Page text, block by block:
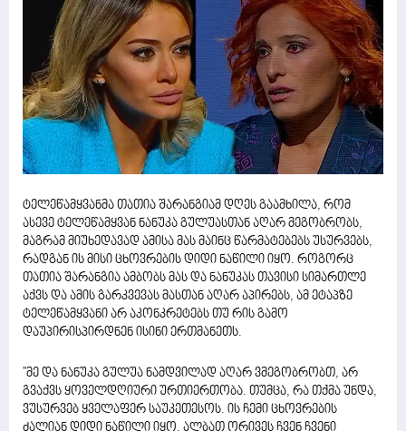
ტელეწამყვანმა თათია შარანგიამ დღეს გაამხილა, რომ
ასევე ტელეწამყვან ნანუკა გულუასთან აღარ მეგობრობს,
მაგრამ მიუხედავად ამისა მას მაინც წარმატებებს უსურვებს,
რადგან ის მისი ცხოვრების დიდი ნაწილი იყო. როგორც
თათია შარანგია ამბობს მას და ნანუკას თავისი სიმართლე
აქვს და ამის გარკვევას მასთან აღარ აპირებს, ამ ეტაპზე
ტელეწამყვანი არ აკონკრეტებს თუ რის გამო
დაუპირისპირდნენ ისინი ერთმანეთს.
''მე და ნანუკა გულუა ნამდვილად აღარ ვმეგობრობთ, არ
გვაქვს ყოველდღიური ურთიერთობა. თუმცა, რა თქმა უნდა,
ვუსურვებ ყველაფერ საუკეთესოს. ის ჩემი ცხოვრების
ძალიან დიდი ნაწილი იყო. ალბათ ორივეს ჩვენ ჩვენი